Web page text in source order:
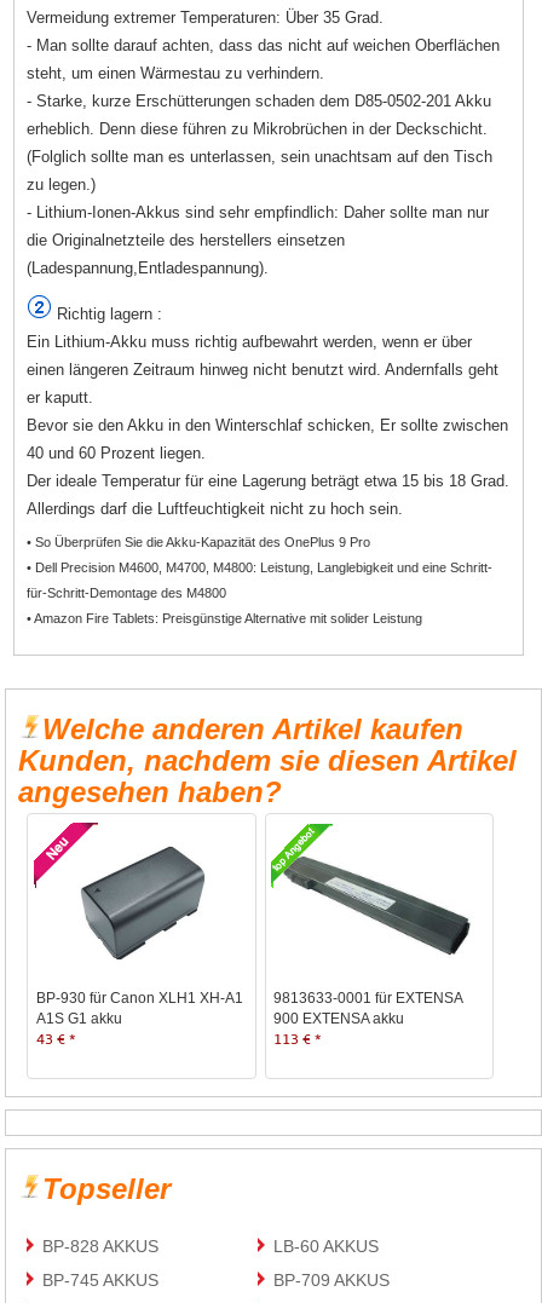
Vermeidung extremer Temperaturen: Über 35 Grad.
- Man sollte darauf achten, dass das nicht auf weichen Oberflächen
steht, um einen Wärmestau zu verhindern.
- Starke, kurze Erschütterungen schaden dem D85-0502-201 Akku
erheblich. Denn diese führen zu Mikrobrüchen in der Deckschicht.
(Folglich sollte man es unterlassen, sein unachtsam auf den Tisch
zu legen.)
- Lithium-Ionen-Akkus sind sehr empfindlich: Daher sollte man nur
die Originalnetzteile des herstellers einsetzen
(Ladespannung,Entladespannung).
Richtig lagern :
Ein Lithium-Akku muss richtig aufbewahrt werden, wenn er über
einen längeren Zeitraum hinweg nicht benutzt wird. Andernfalls geht
er kaputt.
Bevor sie den Akku in den Winterschlaf schicken, Er sollte zwischen
40 und 60 Prozent liegen.
Der ideale Temperatur für eine Lagerung beträgt etwa 15 bis 18 Grad.
Allerdings darf die Luftfeuchtigkeit nicht zu hoch sein.
• So Überprüfen Sie die Akku-Kapazität des OnePlus 9 Pro
• Dell Precision M4600, M4700, M4800: Leistung, Langlebigkeit und eine Schritt-
für-Schritt-Demontage des M4800
• Amazon Fire Tablets: Preisgünstige Alternative mit solider Leistung
Welche anderen Artikel kaufen
Kunden, nachdem sie diesen Artikel
angesehen haben?
BP-930 für Canon XLH1 XH-A1
A1S G1 akku
43 € *
9813633-0001 für EXTENSA
900 EXTENSA akku
113 € *
Topseller
BP-828 AKKUS
LB-60 AKKUS
BP-745 AKKUS
BP-709 AKKUS